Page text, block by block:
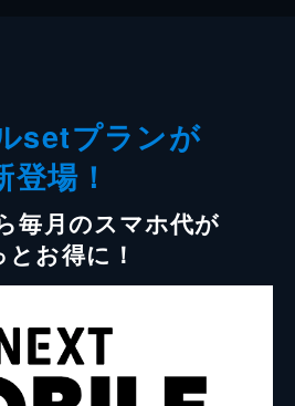
setプランが
登場！
毎月のスマホ代が
とお得に！